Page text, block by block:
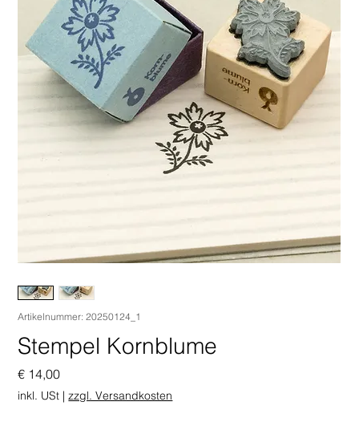
Artikelnummer: 20250124_1
Stempel Kornblume
€ 14,00Preis
inkl. USt |zzgl. Versandkosten